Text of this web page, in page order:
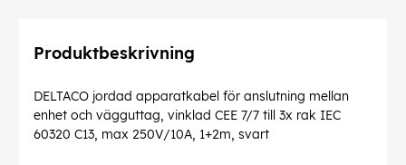
Produktbeskrivning
DELTACO jordad apparatkabel för anslutning mellan
enhet och vägguttag, vinklad CEE 7/7 till 3x rak IEC
60320 C13, max 250V/10A, 1+2m, svart